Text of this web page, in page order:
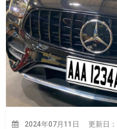
2024年07月11日 更新日：